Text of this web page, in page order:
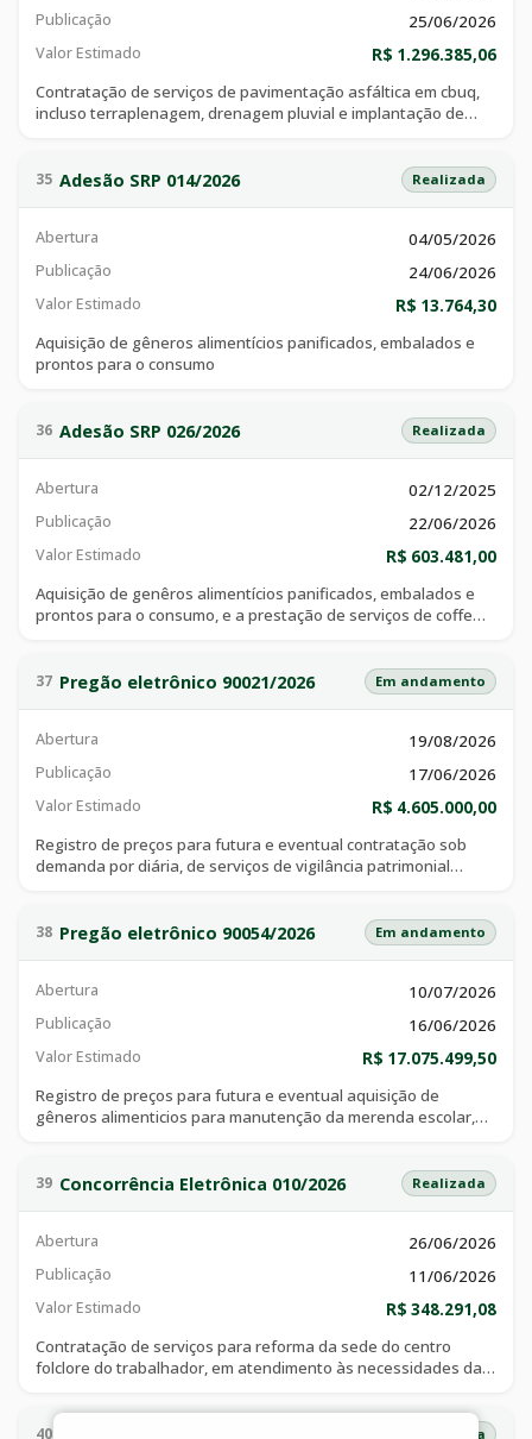
Publicação 25/06/2026
Valor Estimado
R$ 1.296.385,06
Contratação de serviços de pavimentação asfáltica em cbuq,
incluso terraplenagem, drenagem pluvial e implantação de
taquara, em atendimento às necessidades da secretaria
35 Adesão SRP 014/2026 Realizada
Abertura 04/05/2026
Publicação 24/06/2026
Valor Estimado
R$ 13.764,30
Aquisição de gêneros alimentícios panificados, embalados e
prontos para o consumo
36 Adesão SRP 026/2026 Realizada
Abertura 02/12/2025
Publicação 22/06/2026
Valor Estimado
R$ 603.481,00
Aquisição de genêros alimentícios panificados, embalados e
prontos para o consumo, e a prestação de serviços de coffe
37 Pregão eletrônico 90021/2026 Em andamento
Abertura 19/08/2026
Publicação 17/06/2026
Valor Estimado
R$ 4.605.000,00
Registro de preços para futura e eventual contratação sob
demanda por diária, de serviços de vigilância patrimonial
atendimento as necessidades da secretaria municipal de
administração, secretaria municipal de educação e secretaria
(doze) meses.
38 Pregão eletrônico 90054/2026 Em andamento
Abertura 10/07/2026
Publicação 16/06/2026
Valor Estimado
R$ 17.075.499,50
Registro de preços para futura e eventual aquisição de
gêneros alimenticios para manutenção da merenda escolar,
39 Concorrência Eletrônica 010/2026 Realizada
Abertura 26/06/2026
Publicação 11/06/2026
Valor Estimado
R$ 348.291,08
Contratação de serviços para reforma da sede do centro
folclore do trabalhador, em atendimento às necessidades da
40 Realizada